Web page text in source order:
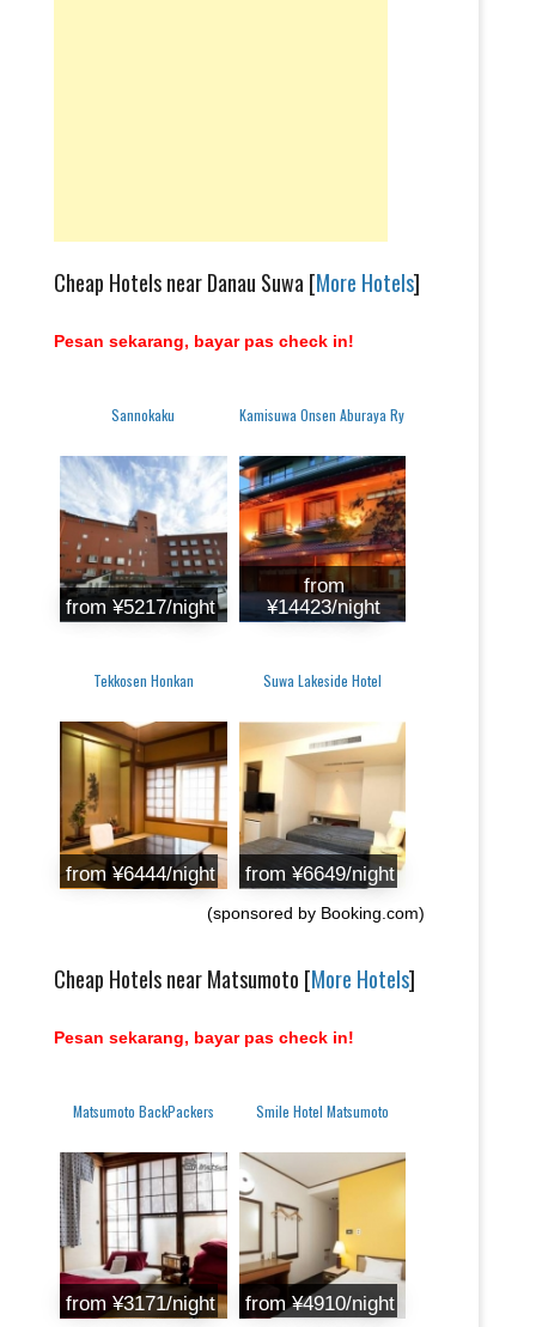
Cheap Hotels near Danau Suwa [More Hotels]
Pesan sekarang, bayar pas check in!
Sannokaku
from ‎¥5217/night
Kamisuwa Onsen Aburaya Ry
from
‎¥14423/night
Tekkosen Honkan
from ‎¥6444/night
Suwa Lakeside Hotel
from ‎¥6649/night
(sponsored by Booking.com)
Cheap Hotels near Matsumoto [More Hotels]
Pesan sekarang, bayar pas check in!
Matsumoto BackPackers
from ‎¥3171/night
Smile Hotel Matsumoto
from ‎¥4910/night